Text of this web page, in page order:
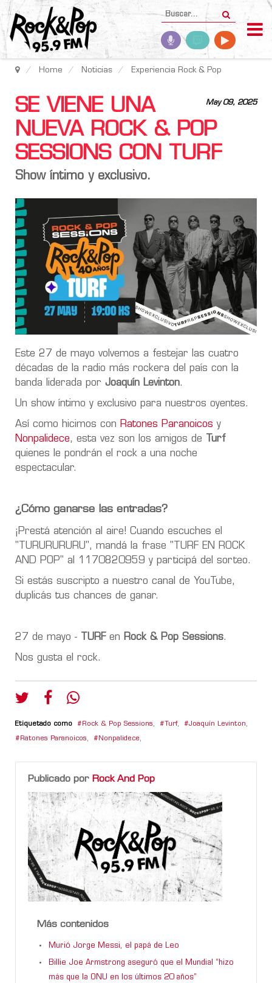
Home Noticias Experiencia Rock & Pop
May 09, 2025
SE VIENE UNA
NUEVA ROCK & POP
SESSIONS CON TURF
Show íntimo y exclusivo.
Este 27 de mayo volvemos a festejar las cuatro
décadas de la radio más rockera del país con la
banda liderada por Joaquín Levinton.
Un show íntimo y exclusivo para nuestros oyentes.
Así como hicimos con Ratones Paranoicos y
Nonpalidece, esta vez son los amigos de
Turf
quienes le pondrán el rock a una noche
espectacular.
¿Cómo ganarse las entradas?
¡Prestá atención al aire! Cuando escuches el
"TURURURURU", mandá la frase "TURF EN ROCK
AND POP" al 1170820959 y participá del sorteo.
Si estás suscripto a nuestro canal de YouTube,
duplicás tus chances de ganar.
27 de mayo - TURFen Rock & Pop Sessions.
Nos gusta el rock.
Etiquetado como Rock & Pop Sessions, Turf, Joaquín Levinton,
Ratones Paranoicos, Nonpalidece,
Publicado por Rock And Pop
Más contenidos
Murió Jorge Messi, el papá de Leo
Billie Joe Armstrong aseguró que el Mundial “hizo
más que la ONU en los últimos 20 años”